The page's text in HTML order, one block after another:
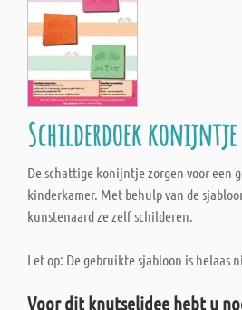
Schilderdoek
De schattige konijntje zorgen voor een
kinderkamer. Met behulp van de
kunstenaard ze zelf schilderen.
Let op: De gebruikte sjabloon is helaas
Voor dit knutselidee hebt u